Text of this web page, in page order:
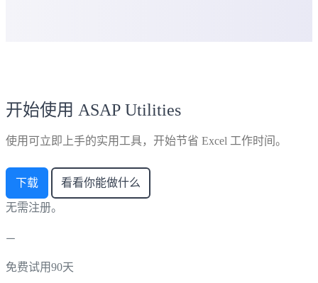
开始使用 ASAP Utilities
使用可立即上手的实用工具，开始节省 Excel 工作时间。
下载 看看你能做什么
无需注册。
免费试用90天